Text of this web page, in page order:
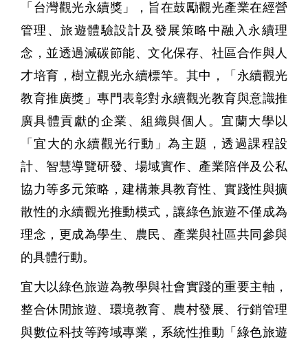
「台灣觀光永續獎」，旨在鼓勵觀光產業在經營
管理、旅遊體驗設計及發展策略中融入永續理
念，並透過減碳節能、文化保存、社區合作與人
才培育，樹立觀光永續標竿。其中，「永續觀光
教育推廣獎」專門表彰對永續觀光教育與意識推
廣具體貢獻的企業、組織與個人。宜蘭大學以
「宜大的永續觀光行動」為主題，透過課程設
計、智慧導覽研發、場域實作、產業陪伴及公私
協力等多元策略，建構兼具教育性、實踐性與擴
散性的永續觀光推動模式，讓綠色旅遊不僅成為
理念，更成為學生、農民、產業與社區共同參與
的具體行動。
宜大以綠色旅遊為教學與社會實踐的重要主軸，
整合休閒旅遊、環境教育、農村發展、行銷管理
與數位科技等跨域專業，系統性推動「綠色旅遊